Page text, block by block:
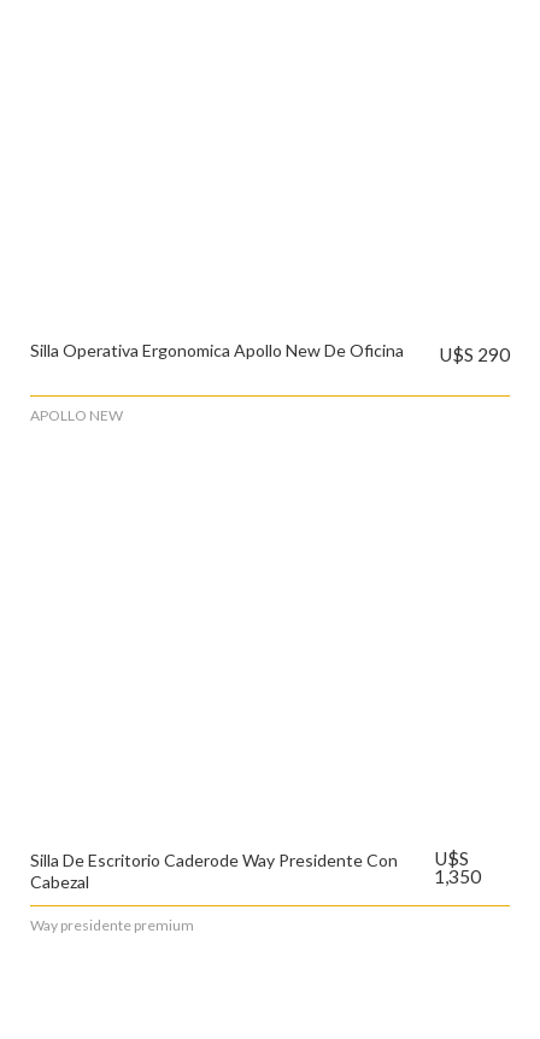
Silla Operativa Ergonomica Apollo New De Oficina U$S 290
APOLLO NEW
Silla De Escritorio Caderode Way Presidente Con
Cabezal
U$S
1,350
Way presidente premium